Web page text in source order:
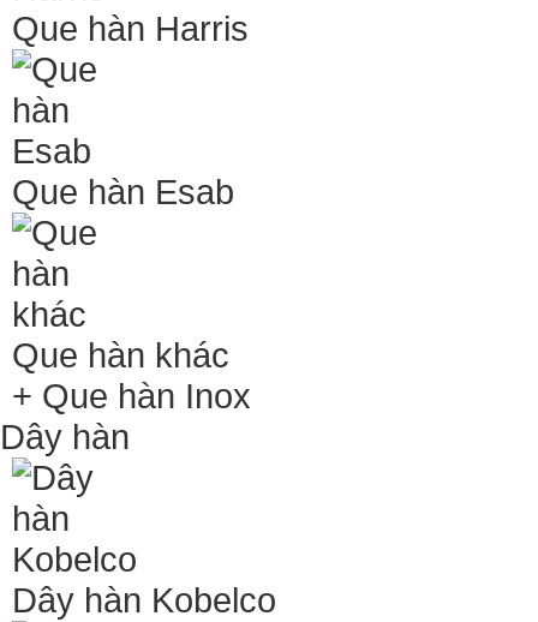
Que hàn Harris
Que hàn Esab
Que hàn khác
+ Que hàn Inox
Dây hàn
Dây hàn Kobelco